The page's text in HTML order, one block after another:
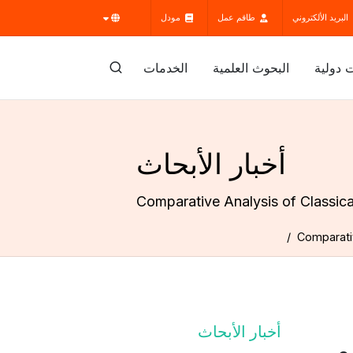
البريد الألكتروني طاقم عمل مودل
دولية البحوث العلمية الخدمات
أخبار الأبحاث
Comparative Analysis of
أخبار الأبحاث